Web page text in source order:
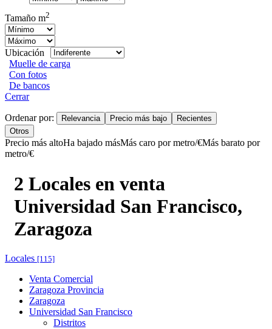
Tamaño m2
Ubicación
Muelle de carga
Con fotos
De bancos
Cerrar
Ordenar por: Relevancia Precio más bajo
Recientes
Otros
Precio más altoHa bajado másMás caro por metro/€Más barato por
metro/€
2 Locales en venta
Universidad San Francisco,
Zaragoza
Locales [115]
Venta Comercial
Zaragoza Provincia
Zaragoza
Universidad San Francisco
Distritos